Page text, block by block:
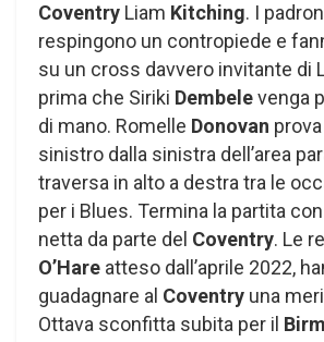
Coventry Liam Kitching. I
respingono un contropiede e
su un cross davvero invitante di
prima che Siriki Dembelevenga
di mano. Romelle Donovan
sinistro dalla sinistra dell’area
traversa in alto a destra tra le
per i Blues. Termina la partita
netta da parte del Coventry. Le
O’Hare atteso dall’aprile 2022,
guadagnare al Coventry una
Ottava sconfitta subita per il